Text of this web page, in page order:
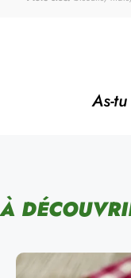
As-
À